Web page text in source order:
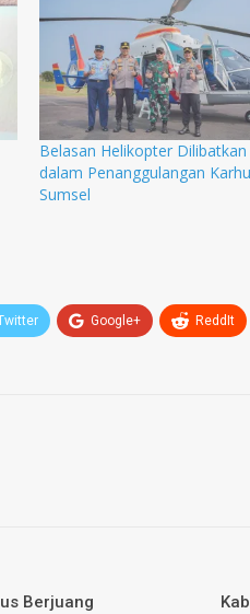
Belasan Helikopter Dilibatkan
dalam Penanggulangan
Sumsel
Google+ ReddIt
Berjuang